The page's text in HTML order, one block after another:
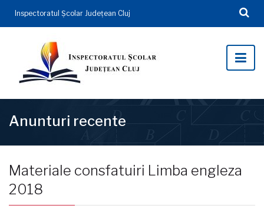
Inspectoratul Şcolar Județean Cluj
Anunturi recente
Materiale consfatuiri Limba engleza
2018